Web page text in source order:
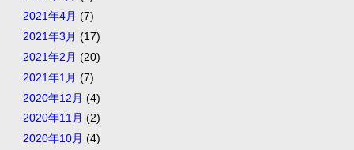
2021年4月 (7)
2021年3月 (17)
2021年2月 (20)
2021年1月 (7)
2020年12月 (4)
2020年11月 (2)
2020年10月 (4)